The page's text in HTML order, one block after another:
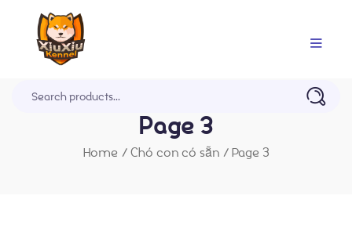
Trang Chủ
Page 3
Home / Chó con có sẵn / Page 3